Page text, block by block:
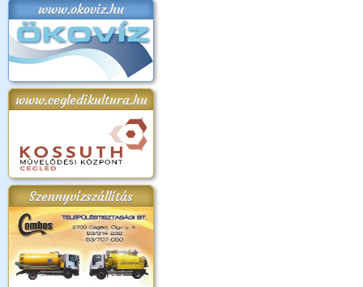
www.okoviz.hu
www.cegledikultura.hu
Szennyvízszállítás
2018.
Kossuth Toborzó
2017.09.22-23.
és Magyarok
Kenyere Program